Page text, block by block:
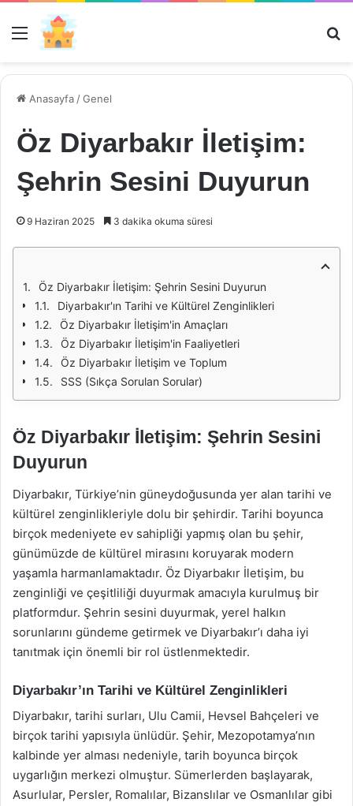
Menü
Anasayfa /Genel
Öz Diyarbakır İletişim:
Şehrin Sesini Duyurun
9 Haziran 2025 3 dakika okuma süresi
Öz Diyarbakır İletişim: Şehrin Sesini Duyurun
Diyarbakır'ın Tarihi ve Kültürel Zenginlikleri
Öz Diyarbakır İletişim'in Amaçları
Öz Diyarbakır İletişim'in Faaliyetleri
Öz Diyarbakır İletişim ve Toplum
SSS (Sıkça Sorulan Sorular)
Öz Diyarbakır İletişim: Şehrin Sesini
Duyurun
Diyarbakır, Türkiye’nin güneydoğusunda yer alan tarihi ve
kültürel zenginlikleriyle dolu bir şehirdir. Tarihi boyunca
birçok medeniyete ev sahipliği yapmış olan bu şehir,
günümüzde de kültürel mirasını koruyarak modern
yaşamla harmanlamaktadır. Öz Diyarbakır İletişim, bu
zenginliği ve çeşitliliği duyurmak amacıyla kurulmuş bir
platformdur. Şehrin sesini duyurmak, yerel halkın
sorunlarını gündeme getirmek ve Diyarbakır’ı daha iyi
tanıtmak için önemli bir rol üstlenmektedir.
Diyarbakır’ın Tarihi ve Kültürel Zenginlikleri
Diyarbakır, tarihi surları, Ulu Camii, Hevsel Bahçeleri ve
birçok tarihi yapısıyla ünlüdür. Şehir, Mezopotamya’nın
kalbinde yer alması nedeniyle, tarih boyunca birçok
uygarlığın merkezi olmuştur. Sümerlerden başlayarak,
Asurlular, Persler, Romalılar, Bizanslılar ve Osmanlılar gibi